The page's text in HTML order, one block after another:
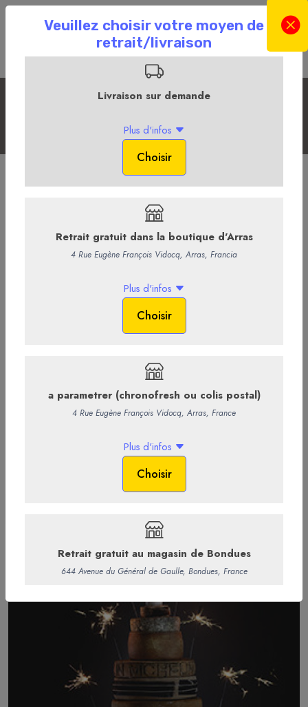
Plateaux et pièces montées
La Boutique en ligne Plateaux et pièces montées